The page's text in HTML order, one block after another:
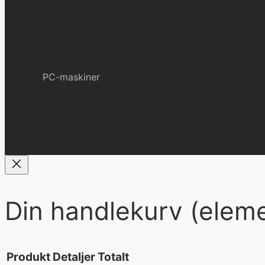
PC-maskiner
Din handlekurv
Produkt DetaljerTotalt